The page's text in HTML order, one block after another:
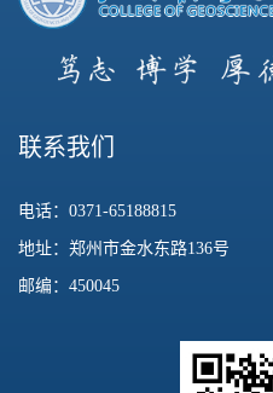
联系我们
电话：0371-65188815
地址：郑州市金水东路136号
邮编：450045